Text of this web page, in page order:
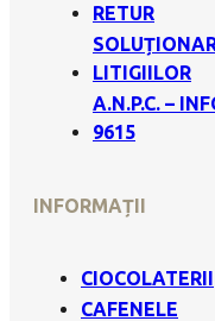
RETUR
LITIGIILOR
A.N.P.C. –
9615
INFORMAȚII
CIOCOLATERII
CAFENELE